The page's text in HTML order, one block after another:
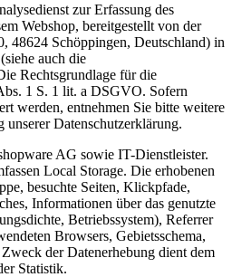
zur Erfassung des
Webshop, bereitgestellt von der
48624 Schöppingen, Deutschland) in
auch die
Rechtsgrundlage für die
1 S. 1 lit. a DSGVO. Sofern
werden, entnehmen Sie bitte weitere
Datenschutzerklärung.
AG sowie IT-Dienstleister.
Local Storage. Die erhobenen
besuchte Seiten, Klickpfade,
Informationen über das genutzte
Betriebssystem), Referrer
Browsers, Gebietsschema,
der Datenerhebung dient dem
Statistik.